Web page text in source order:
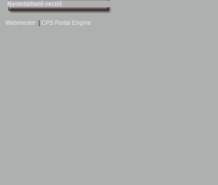
Nyomtatható verzió
Webmester CPS Portal Engine